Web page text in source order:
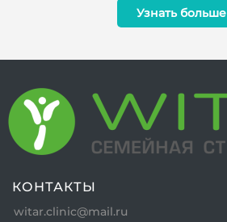
Узнать больше
КОНТАКТЫ
witar.clinic@mail.ru